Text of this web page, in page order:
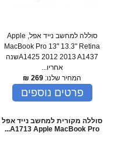
סוללה למחשב נייד אפל, Apple
MacBook Pro 13" 13.3" Retina
A1425 2012 2013 A1437שנה
אחריו...
המחיר שלנו: 269
₪
פרטים נוספים
סוללה מקורית למחשב נייד אפל
A1713 Apple MacBook Pro...